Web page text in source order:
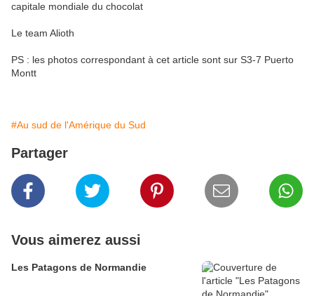
capitale mondiale du chocolat
Le team Alioth
PS : les photos correspondant à cet article sont sur S3-7 Puerto
Montt
#Au sud de l'Amérique du Sud
Partager
Vous aimerez aussi
Les Patagons de Normandie